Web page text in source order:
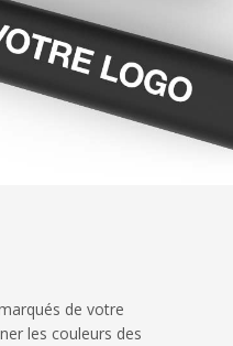
de votre
les couleurs des